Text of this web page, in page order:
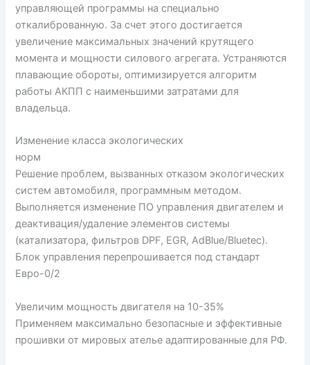
управляющей программы на специально
откалиброванную. За счет этого достигается
увеличение максимальных значений крутящего
момента и мощности силового агрегата. Устраняются
плавающие обороты, оптимизируется алгоритм
работы АКПП с наименьшими затратами для
владельца.
Изменение класса экологических
норм
Решение проблем, вызванных отказом экологических
систем автомобиля, программным методом.
Выполняется изменение ПО управления двигателем и
деактивация/удаление элементов системы
(катализатора, фильтров DPF, EGR, AdBlue/Bluetec).
Блок управления перепрошивается под стандарт
Евро-0/2
Увеличим мощность двигателя на 10-35%
Применяем максимально безопасные и эффективные
прошивки от мировых ателье адаптированные для РФ.